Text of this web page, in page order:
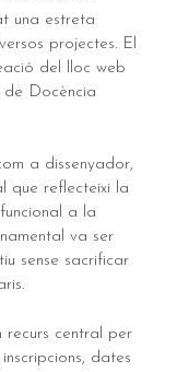
una estreta
projectes. El
del lloc web
de Docència
a dissenyador,
que reflecteixi la
a la
va ser
sense sacrificar
recurs central per
dates